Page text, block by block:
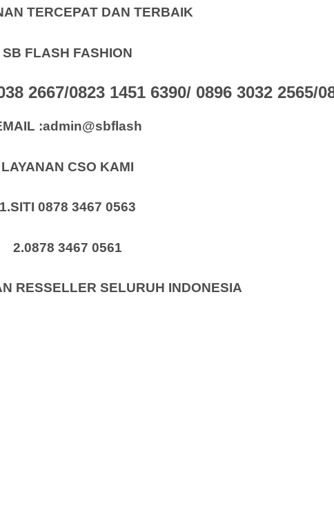
TERCEPAT DAN TERBAIK
SB FLASH FASHION
2667/0823 1451 6390/ 0896 3032 2565/
:admin@sbflash
LAYANAN CSO KAMI
1.SITI 0878 3467 0563
2.0878 3467 0561
RESSELLER SELURUH INDONESIA